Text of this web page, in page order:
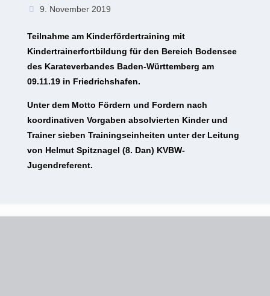
9. November 2019
Teilnahme am Kinderfördertraining mit
Kindertrainerfortbildung für den Bereich Bodensee
des Karateverbandes Baden-Württemberg am
09.11.19 in Friedrichshafen.
Unter dem Motto Fördern und Fordern nach
koordinativen Vorgaben absolvierten Kinder und
Trainer sieben Trainingseinheiten unter der Leitung
von Helmut Spitznagel (8. Dan) KVBW-
Jugendreferent.